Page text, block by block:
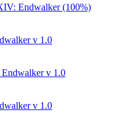
Endwalker (100%)
v 1.0
v 1.0
v 1.0